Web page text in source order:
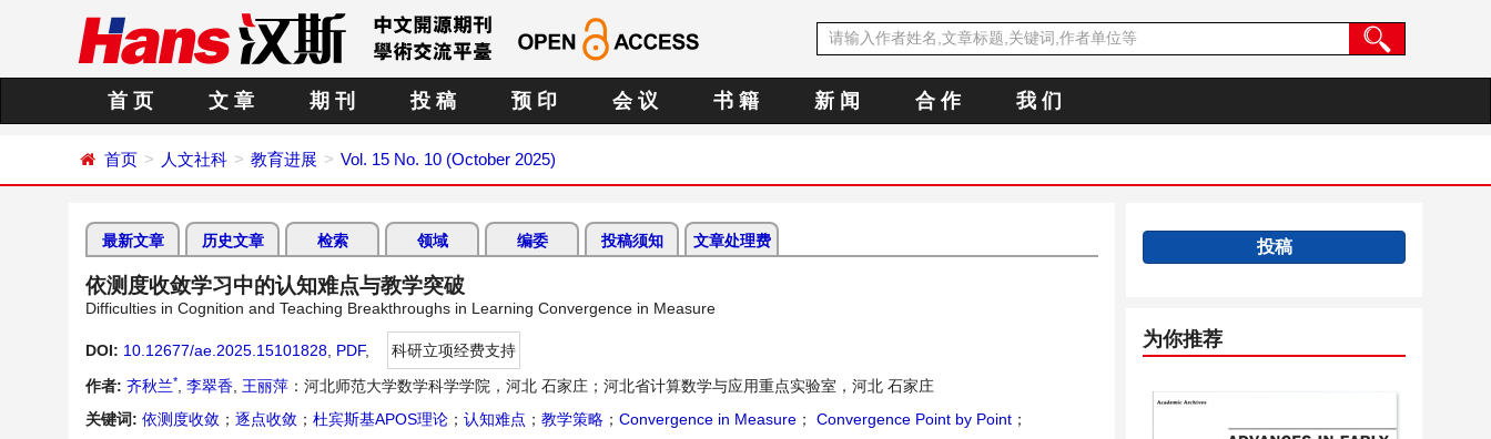
首 页 文 章 期 刊 投 稿 预 印 会 议 书 籍 新 闻 合 作 我 们
首页 人文社科 教育进展 Vol. 15 No. 10 (October 2025)
最新文章 历史文章 检索 领域 编委 投稿须知 文章处理费
依测度收敛学习中的认知难点与教学突破
Difficulties in Cognition and Teaching Breakthroughs in Learning Convergence in Measure
DOI: 10.12677/ae.2025.15101828 PDF,
科研立项经费支持
作者: 齐秋兰* 李翠香 王丽萍 ：河北师范大学数学科学学院，河北 石家庄；河北省计算数学与应用重点实验室，河北 石家庄
关键词: 依测度收敛 ； 逐点收敛 ； 杜宾斯基APOS理论 ； 认知难点 ； 教学策略 ； Convergence in Measure ； Convergence Point by Point ；
投稿
为你推荐